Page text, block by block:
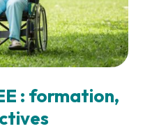
: formation,